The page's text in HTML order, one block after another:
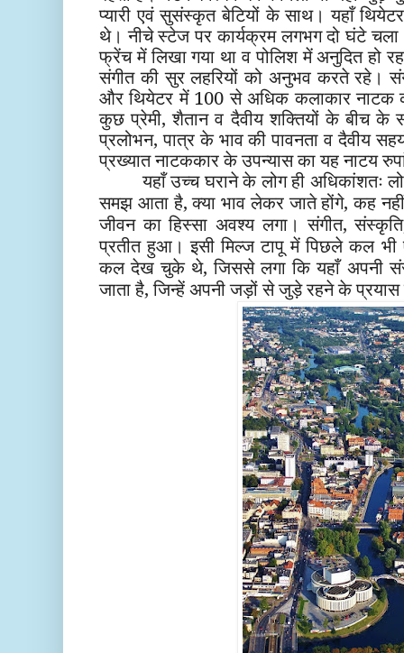
प्यारी एवं सुसंस्कृत बेटियों के साथ। यहाँ
थे। नीचे स्टेज पर कार्यक्रम लगभग दो घंटे
फ्रेंच में लिखा गया था व पोलिश में अनुदित हो
संगीत की सुर लहरियों को अनुभव करते रहे।
और थियेटर में 100 से अधिक कलाकार नाटक
कुछ प्रेमी, शैतान व दैवीय शक्तियों के बीच के
प्रलोभन, पात्र के भाव की पावनता व दैवीय
प्रख्यात नाटककार के उपन्यास का यह नाटय
यहाँ उच्च घराने के लोग ही अधिकांशतः
समझ आता है, क्या भाव लेकर जाते होंगे, कह
जीवन का हिस्सा अवश्य लगा। संगीत,
प्रतीत हुआ। इसी मिल्ज टापू में पिछले कल
कल देख चुके थे, जिससे लगा कि यहाँ अपनी
जाता है, जिन्हें अपनी जड़ों से जुड़े रहने के